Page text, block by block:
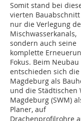
Somit stand bei
vierten
nur die Verlegung
Mischwasserkanals,
sondern auch seine
komplette
Fokus. Beim Neubau
entschieden sich die
Magdeburg als
und die Städtischen
Magdeburg (SWM)
Planer, auf
Drachenprofilrohre